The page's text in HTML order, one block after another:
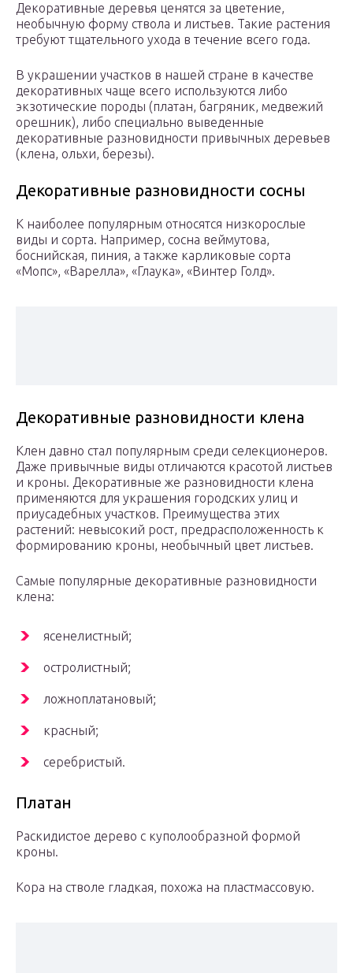
Декоративные деревья ценятся за цветение,
необычную форму ствола и листьев. Такие растения
требуют тщательного ухода в течение всего года.
В украшении участков в нашей стране в качестве
декоративных чаще всего используются либо
экзотические породы (платан, багряник, медвежий
орешник), либо специально выведенные
декоративные разновидности привычных деревьев
(клена, ольхи, березы).
Декоративные разновидности сосны
К наиболее популярным относятся низкорослые
виды и сорта. Например, сосна веймутова,
боснийская, пиния, а также карликовые сорта
«Мопс», «Варелла», «Глаука», «Винтер Голд».
Декоративные разновидности клена
Клен давно стал популярным среди селекционеров.
Даже привычные виды отличаются красотой листьев
и кроны. Декоративные же разновидности клена
применяются для украшения городских улиц и
приусадебных участков. Преимущества этих
растений: невысокий рост, предрасположенность к
формированию кроны, необычный цвет листьев.
Самые популярные декоративные разновидности
клена:
ясенелистный;
остролистный;
ложноплатановый;
красный;
серебристый.
Платан
Раскидистое дерево с куполообразной формой
кроны.
Кора на стволе гладкая, похожа на пластмассовую.